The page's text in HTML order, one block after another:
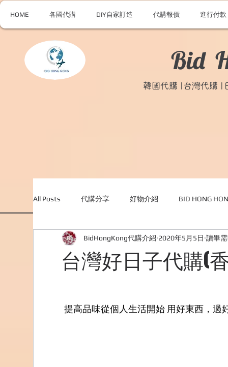
HOME 各國代購 DIY自家訂造 代購報價 進行付款
Bid
韓國代購 |台灣代購 |
All Posts 代購分享 好物介紹 BID HONG
外國購物網站介紹 ABOUT ME ABOUT
台灣好日子代購(
BidHongKong代購介紹 2020年5月5日 讀畢
提高品味從個人生活開始 用好東西，過